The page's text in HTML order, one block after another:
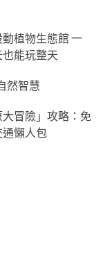
植物生態館 一
能玩整天
然智慧
大冒險」攻略：免
懶人包